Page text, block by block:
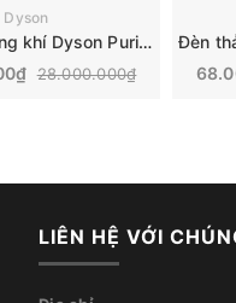
Dyson
Máy lọc không khí Dyson Purifier Big+Quiet Formaldehyde | BP04
28.000.000₫
LIÊN HỆ VỚI